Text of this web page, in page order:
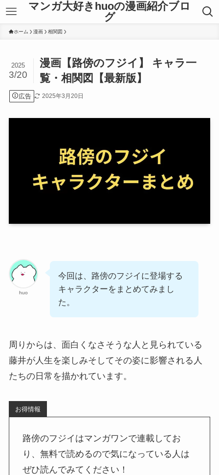
マンガ大好きhuoの漫画紹介ブロ
グ
ホーム 漫画 相関図
漫画【路傍のフジイ】 キャラ一
覧・相関図【最新版】
2025
3/20
広告 2025年3月20日
huo
今回は、路傍のフジイに登場する
キャラクターをまとめてみまし
た。
周りからは、面白くなさそうな人と見られている
藤井が人生を楽しみそしてその姿に影響される人
たちの日常を描かれています。
お得情報
路傍のフジイはマンガワンで連載してお
り、無料で読めるので気になっている人は
ぜひ読んでみてください！